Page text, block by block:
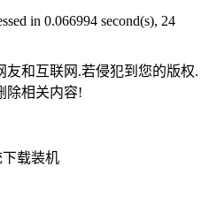
in 0.066994 second(s), 24
友和互联网.若侵犯到您的版权.
除相关内容!
下载装机